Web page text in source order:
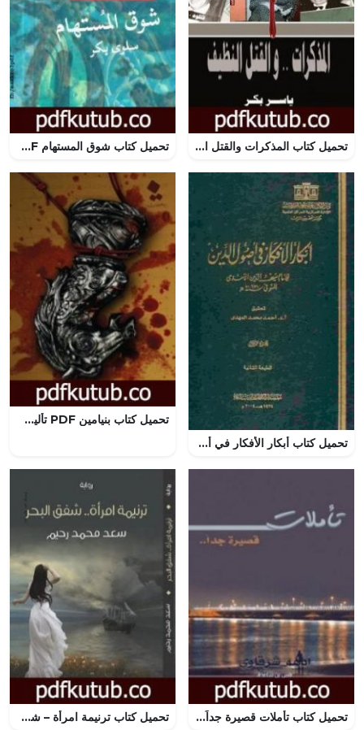
تحميل كتاب المذكرات والقتل النظيف PDF تأليف ياسر بكر مجانا [كامل] تحميل كتاب شوق المستهام PDF تأليف سلوى بكر مجانا [كامل]
تحميل كتاب أبكار الأفكار في أصول الدين – سيف الدين الآمدي بصيغة PDF مجانا
تحميل كتاب بنيامين PDF تأليف إبراهيم عباس مجانا [كامل]
تحميل كتاب تأملات قصيرة جداً PDF تأليف أدهم الشرقاوي مجانا [كامل] تحميل كتاب ترنيمة امرأة – شفق البحر PDF تأليف سعد محمد رحيم مجانا [كامل]